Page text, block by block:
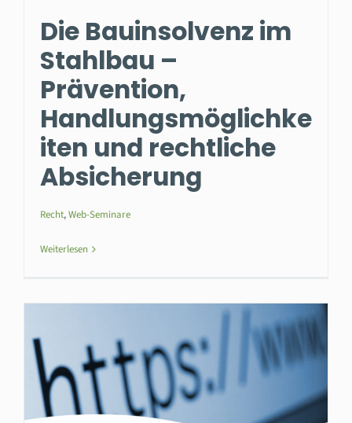
Die Bauinsolvenz im
Stahlbau –
Prävention,
Handlungsmöglichke
iten und rechtliche
Absicherung
Recht,Web-Seminare
Weiterlesen